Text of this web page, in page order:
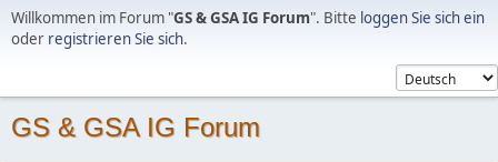
Willkommen im Forum "GS & GSA IG Forum". Bitte loggen Sie sich ein
oder registrieren Sie sich.
GS & GSA IG Forum